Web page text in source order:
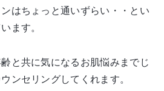
はちょっと通いずらい・・とい
ます。
と共に気になるお肌悩みまでじ
ンセリングしてくれます。